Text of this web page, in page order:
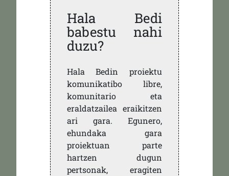
Hala Bedi
babestu nahi
duzu?
Hala Bedin proiektu
komunikatibo libre,
komunitario eta
eraldatzailea eraikitzen
ari gara. Egunero,
ehundaka gara
proiektuan parte
hartzen dugun
pertsonak, eragiten